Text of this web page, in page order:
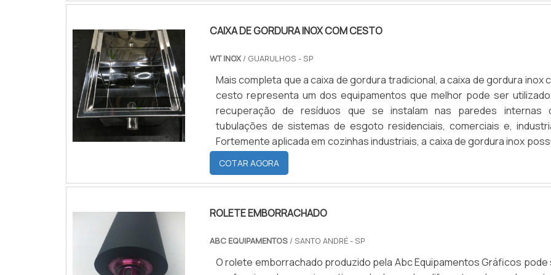
um material frági.
CAIXA DE GORDURA INOX COM CESTO
WT INOX/ GUARULHOS - SP
Mais completa que a caixa de gordura tradicional, a caixa de gordura inox
cesto representa um dos equipamentos que melhor pode ser
recuperação de resíduos que se instalam nas paredes internas
tubulações de sistemas de esgoto residenciais, comerciais e,
Fortemente aplicada em cozinhas industriais, a caixa de gordura inox
função de coletar não somente o óleo de cozinha, mas também
substâncias que podem vir a gerar prejuízos para a qualidade da água.
COTAR AGORA
ROLETE EMBORRACHADO
ABC EQUIPAMENTOS/ SANTO ANDRÉ - SP
O rolete emborrachado produzido pela Abc Equipamentos Gráficos pode